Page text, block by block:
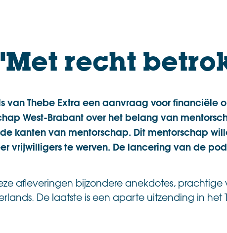
recht
van Thebe Extra een aanvraag voor
West-Brabant over het belang van
kanten van mentorschap. Dit mentorschap
vrijwilligers te werven. De lancering van de
afleveringen bijzondere anekdotes,
De laatste is een aparte uitzending in het